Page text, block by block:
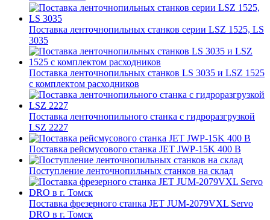
Поставка ленточнопильных станков серии LSZ 1525, LS
3035
Поставка ленточнопильных станков LS 3035 и LSZ 1525
с комплектом расходников
Поставка ленточнопильного станка c гидроразгрузкой
LSZ 2227
Поставка рейсмусового станка JET JWP-15K 400 В
Поступление ленточнопильных станков на склад
Поставка фрезерного станка JET JUM-2079VXL Servo
DRO в г. Томск